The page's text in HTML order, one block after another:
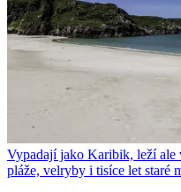
Vypadají jako Karibik, leží
pláže, velryby i tisíce let staré